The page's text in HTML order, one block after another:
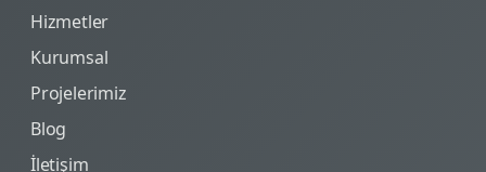
Hizmetler
Kurumsal
Projelerimiz
Blog
İletişim